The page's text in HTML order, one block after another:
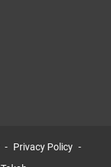
Privacy Policy